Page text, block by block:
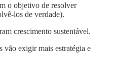
o objetivo de resolver
los de verdade).
crescimento sustentável.
vão exigir mais estratégia e